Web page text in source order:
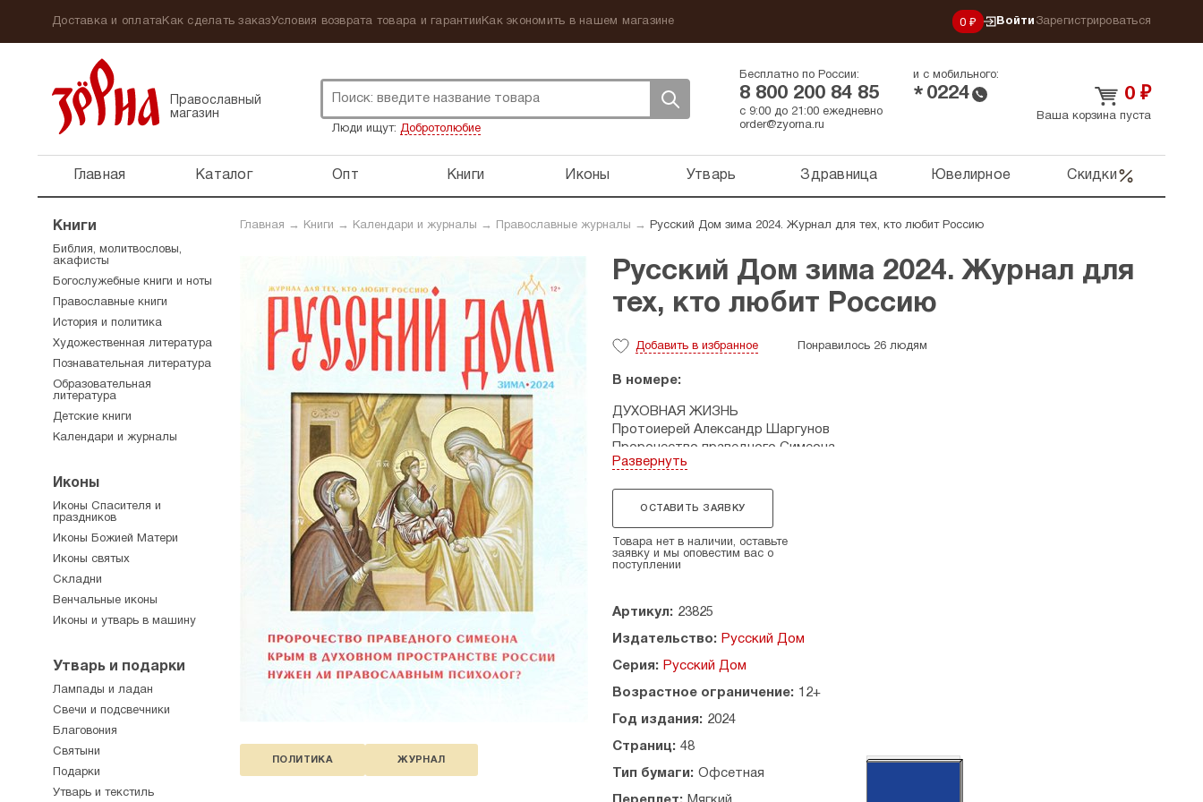
Доставка и оплатаКак сделать заказУсловия возврата товара и гарантии Как экономить в нашем магазине 0 ₽ Войти Зарегистрироваться
Православный
магазин
Люди ищут: Добротолюбие
Бесплатно по России:
8 800 200 84 85
и с мобильного:
* 0224
с 9:00 до 21:00 ежедневно
order@zyorna.ru
0 ₽
Ваша корзина пуста
Главная Каталог Опт Книги Иконы Утварь Здравница Ювелирное Скидки
Главная → Книги → Календари и журналы → Православные журналы → Русский Дом зима 2024. Журнал для тех, кто любит Россию
ПОЛИТИКА ЖУРНАЛ
Русский Дом зима 2024. Журнал для
тех, кто любит Россию
Добавить в избранное Понравилось 26 людям
В номере:
ДУХОВНАЯ ЖИЗНЬ
Протоиерей Александр Шаргунов
Пророчество праведного Симеона
и молчание Божией Матери
Е.И. Кузнецова
ДУХОВНЫЙ ФОРПОСТ
ЗАРУБКИ
Февраль в истории Отечества
О.И. Бедула
Под знаменем гвардии
ПРОШУ СЛОВА!
В.Н. Крупин
Хохлы и москали
Развернуть
ОСТАВИТЬ ЗАЯВКУ
Товара нет в наличии, оставьте
заявку и мы оповестим вас о
поступлении
Артикул: 23825
Издательство: Русский Дом
Серия: Русский Дом
Возрастное ограничение: 12+
Год издания: 2024
Страниц: 48
Тип бумаги: Офсетная
Книги
Библия, молитвословы,
акафисты
Богослужебные книги и ноты
Православные книги
История и политика
Художественная литература
Познавательная литература
Образовательная
литература
Детские книги
Календари и журналы
Иконы
Иконы Спасителя и
праздников
Иконы Божией Матери
Иконы святых
Складни
Венчальные иконы
Иконы и утварь в машину
Утварь и подарки
Лампады и ладан
Свечи и подсвечники
Благовония
Святыни
Подарки
Утварь и текстиль